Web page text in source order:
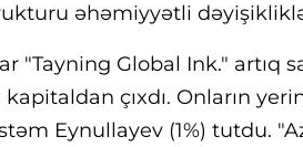
əhəmiyyətli
"Tayning Global Ink." artıq
çıxdı. Onların
Eynullayev (1%) tutdu.